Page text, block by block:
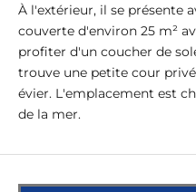
À l'extérieur, il se présente
couverte d'environ 25 m²
profiter d'un coucher de
trouve une petite cour
évier. L'emplacement est
de la mer.